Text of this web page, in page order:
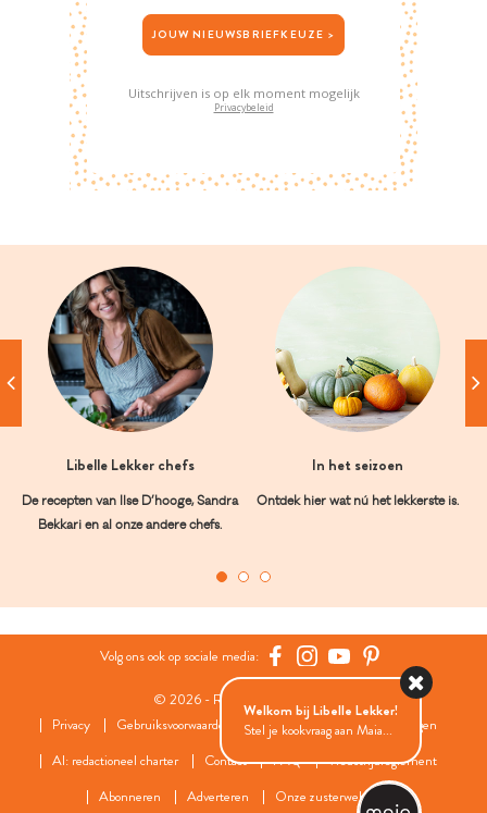
JOUW NIEUWSBRIEFKEUZE >
Uitschrijven is op elk moment mogelijk
Privacybeleid
Libelle Lekker chefs
De recepten van Ilse D’hooge, Sandra
Bekkari en al onze andere chefs.
In het seizoen
Ontdek hier wat nú het lekkerste is.
Volg ons ook op sociale media:
© 2026 - Roularta Media Group
Privacy
Gebruiksvoorwaarden Cookies
Cookies instellingen
AI: redactioneel charter
Contact FAQ
Wedstrijdreglement
Abonneren
Adverteren Onze zusterwebsites
Welkom bij Libelle Lekker!
Stel je kookvraag aan Maia...